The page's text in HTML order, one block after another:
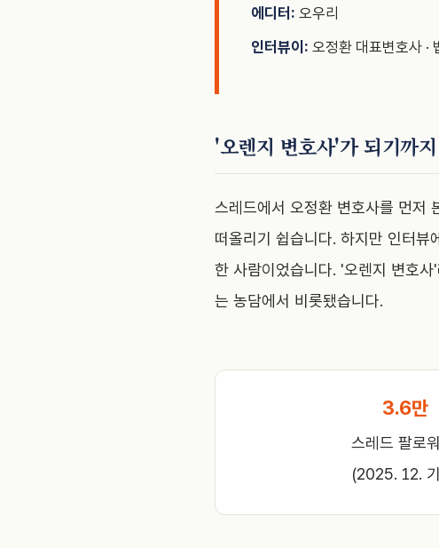
에디터: 오우리
인터뷰이: 오정환 대표변호사 ·
'오렌지 변호사'가 되기까지
스레드에서 오정환 변호사를 먼저
떠올리기 쉽습니다. 하지만 인터
한 사람이었습니다. '오렌지 변호
는 농담에서 비롯됐습니다.
3.6만
스레드 팔로
(2025. 12.